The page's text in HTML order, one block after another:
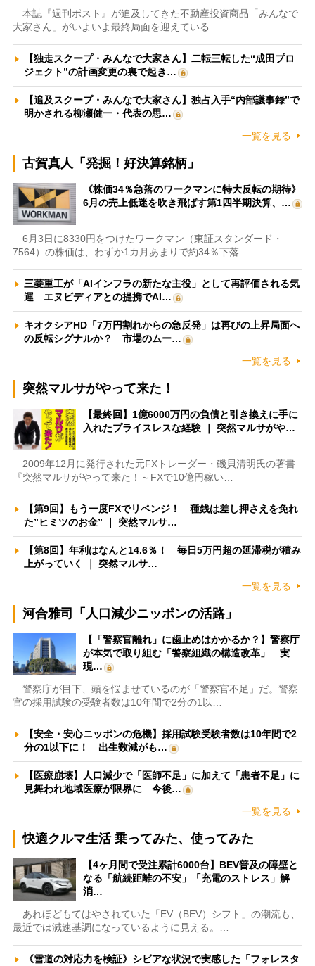
本誌『週刊ポスト』が追及してきた不動産投資商品「みんなで
大家さん」がいよいよ最終局面を迎えている…
【独走スクープ・みんなで大家さん】二転三転した“成田プロ
ジェクト”の計画変更の裏で起き…
【追及スクープ・みんなで大家さん】独占入手“内部議事録”で
明かされる柳瀬健一・代表の思…
一覧を見る
古賀真人「発掘！好決算銘柄」
《株価34％急落のワークマンに特大反転の期待》
6月の売上低迷を吹き飛ばす第1四半期決算、…
6月3日に8330円をつけたワークマン（東証スタンダード・
7564）の株価は、わずか1カ月あまりで約34％下落…
三菱重工が「AIインフラの新たな主役」として再評価される気
運 エヌビディアとの提携でAI…
キオクシアHD「7万円割れからの急反発」は再びの上昇局面へ
の反転シグナルか？ 市場のムー…
一覧を見る
突然マルサがやって来た！
【最終回】1億6000万円の負債と引き換えに手に
入れたプライスレスな経験 ｜ 突然マルサがや…
2009年12月に発行された元FXトレーダー・磯貝清明氏の著書
『突然マルサがやって来た！～FXで10億円稼い…
【第9回】もう一度FXでリベンジ！ 種銭は差し押さえを免れ
た”ヒミツのお金” ｜ 突然マルサ…
【第8回】年利はなんと14.6％！ 毎日5万円超の延滞税が積み
上がっていく ｜ 突然マルサ…
一覧を見る
河合雅司「人口減少ニッポンの活路」
【「警察官離れ」に歯止めはかかるか？】警察庁
が本気で取り組む「警察組織の構造改革」 実
現…
警察庁が目下、頭を悩ませているのが「警察官不足」だ。警察
官の採用試験の受験者数は10年間で2分の1以…
【安全・安心ニッポンの危機】採用試験受験者数は10年間で2
分の1以下に！ 出生数減がも…
【医療崩壊】人口減少で「医師不足」に加えて「患者不足」に
見舞われ地域医療が限界に 今後…
一覧を見る
快適クルマ生活 乗ってみた、使ってみた
【4ヶ月間で受注累計6000台】BEV普及の障壁と
なる「航続距離の不安」「充電のストレス」解
消…
あれほどもてはやされていた「EV（BEV）シフト」の潮流も、
最近では減速基調になっているように見える。…
《雪道の対応力を検証》シビアな状況で実感した「フォレスタ